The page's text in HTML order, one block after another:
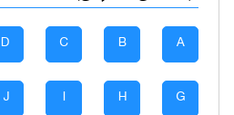
A
B
C
D
G
H
I
J